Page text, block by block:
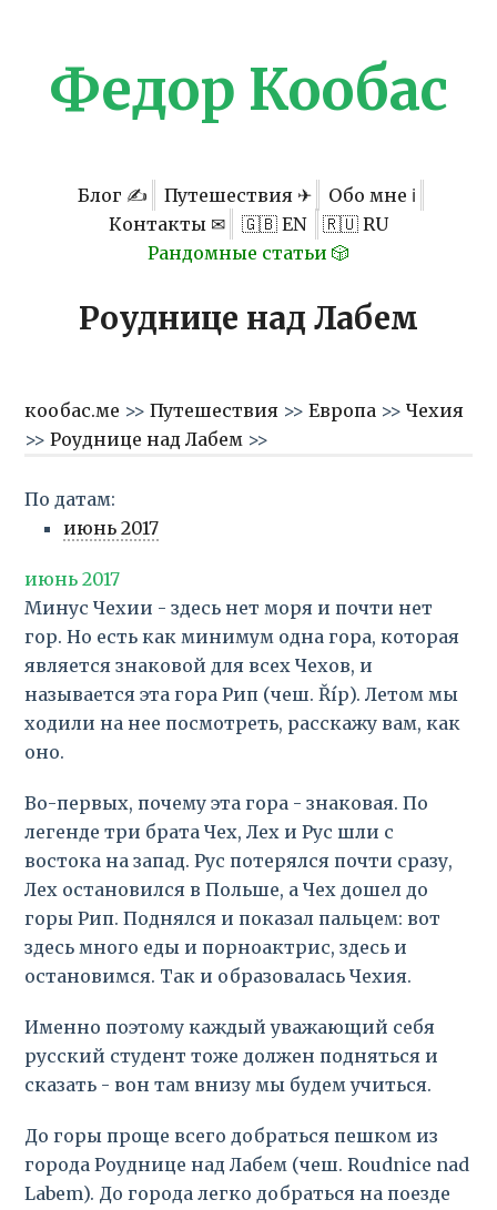
Федор Кообас
Блог ✍ Путешествия ✈
Обо мне ℹ
Контакты ✉
🇬🇧 EN
🇷🇺 RU
Рандомные статьи 🎲
Роуднице над Лабем
кообас.ме >>Путешествия >>Европа >>Чехия
>>Роуднице над Лабем >>
По датам:
июнь 2017
июнь 2017
Минус Чехии - здесь нет моря и почти нет
гор. Но есть как минимум одна гора, которая
является знаковой для всех Чехов, и
называется эта гора Рип (чеш. Říp). Летом мы
ходили на нее посмотреть, расскажу вам, как
оно.
Во-первых, почему эта гора - знаковая. По
легенде три брата Чех, Лех и Рус шли с
востока на запад. Рус потерялся почти сразу,
Лех остановился в Польше, а Чех дошел до
горы Рип. Поднялся и показал пальцем: вот
здесь много еды и порноактрис, здесь и
остановимся. Так и образовалась Чехия.
Именно поэтому каждый уважающий себя
русский студент тоже должен подняться и
сказать - вон там внизу мы будем учиться.
До горы проще всего добраться пешком из
города Роуднице над Лабем (чеш. Roudnice nad
Labem). До города легко добраться на поезде